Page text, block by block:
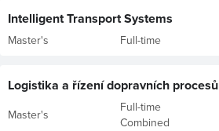
Intelligent Transport Systems
Master's Full-time
Logistika a řízení dopravních procesů
Master's
Full-time
Combined